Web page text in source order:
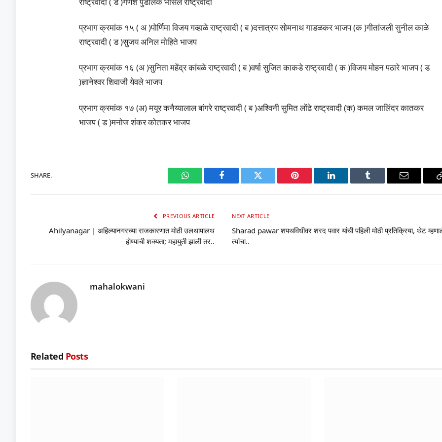
प्रभाग क्रमांक १५ ( अ )पोर्णिमा विजय गव्हाळे राष्ट्रवादी ( ब )दत्तात्रय सोमनाथ गाडळकर भाजप (क )गीतांजली सुनील काळे
राष्ट्रवादी ( ड )सुजय अनिल मोहिते भाजप
प्रभाग क्रमांक १६ (अ )सुनिता महेंद्र कांबळे राष्ट्रवादी ( ब )वर्षा सुजित काकडे राष्ट्रवादी ( क )विजय मोहन पठारे भाजप ( ड
)ज्ञानेश्वर शिवाजी येवले भाजप
प्रभाग क्रमांक १७ (अ) मयूर कनैय्यालाल बांगरे राष्ट्रवादी ( ब )अश्विनी सुमित लोंढे राष्ट्रवादी (क) कमल जालिंदर कातकर
भाजप ( ड )मनोज शंकर कोतकर भाजप
SHARE.
WhatsAppFacebook Twitter Pinterest LinkedIn Tumblr Email
PREVIOUS ARTICLE
Ahilyanagar | अहिल्यानगरच्या राजकारणात मोठी उलथापालथ
होण्याची शक्यता; महायुती झाली तर..
NEXT ARTICLE
Sharad pawar शपथविधीवर शरद पवार यांची पहिली मोठी प्रतिक्रिया, थेट
त्यांचा..
mahalokwani
Related Posts